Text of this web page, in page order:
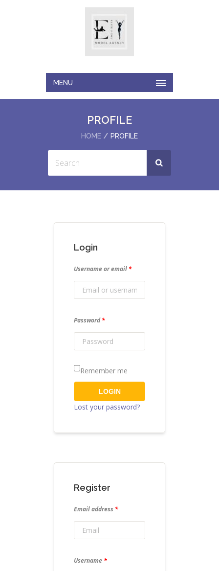
MENU
PROFILE
HOME PROFILE
Login
Username or email *
Password*
Remember me
LOGIN
Lost your password?
Register
Email address *
Username *